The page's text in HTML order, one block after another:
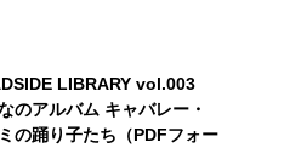
LIBRARY vol.003
のアルバム キャバレー・
の踊り子たち（PDFフォー